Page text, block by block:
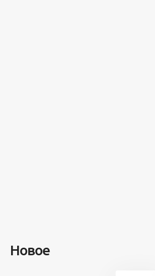
Новое
5 минут